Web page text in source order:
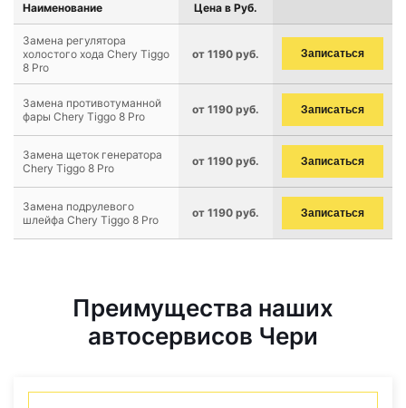
Наименование Цена в Руб.
Замена регулятора
холостого хода Chery Tiggo
8 Pro
от 1190 руб. Записаться
Замена противотуманной
фары Chery Tiggo 8 Pro
от 1190 руб. Записаться
Замена щеток генератора
Chery Tiggo 8 Pro
от 1190 руб. Записаться
Замена подрулевого
шлейфа Chery Tiggo 8 Pro
от 1190 руб. Записаться
Преимущества наших
автосервисов Чери